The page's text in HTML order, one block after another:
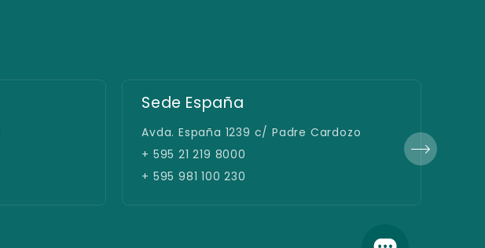
Sede España
Avda. España 1239 c/ Padre Cardozo
+ 595 21 219 8000
+ 595 981 100 230